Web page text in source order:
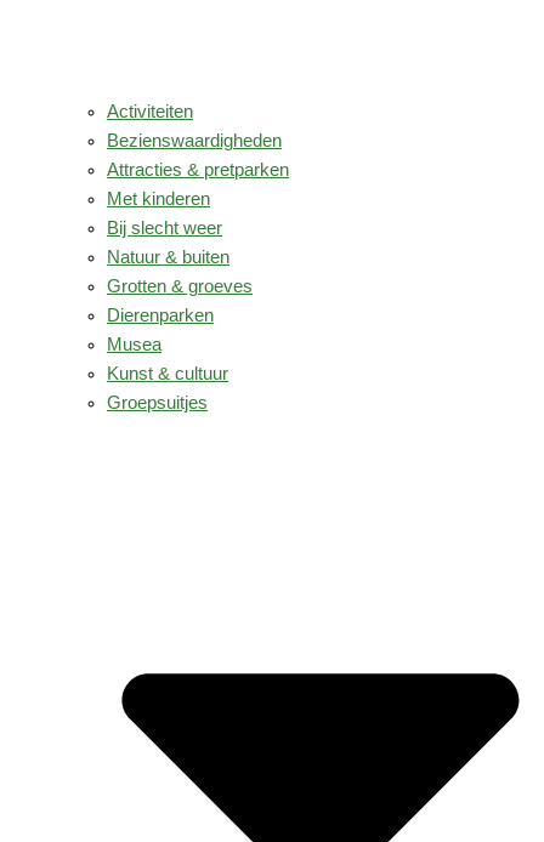
Activiteiten
Bezienswaardigheden
Attracties & pretparken
Met kinderen
Bij slecht weer
Natuur & buiten
Grotten & groeves
Dierenparken
Musea
Kunst & cultuur
Groepsuitjes